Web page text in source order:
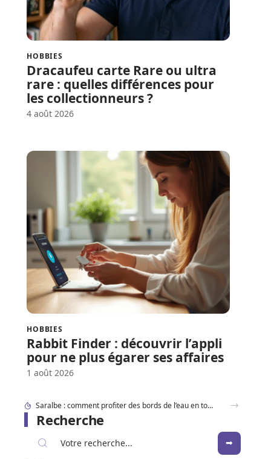
HOBBIES
Dracaufeu carte Rare ou ultra
rare : quelles différences pour
les collectionneurs ?
4 août 2026
HOBBIES
Rabbit Finder : découvrir l’appli
pour ne plus égarer ses affaires
1 août 2026
Recherche